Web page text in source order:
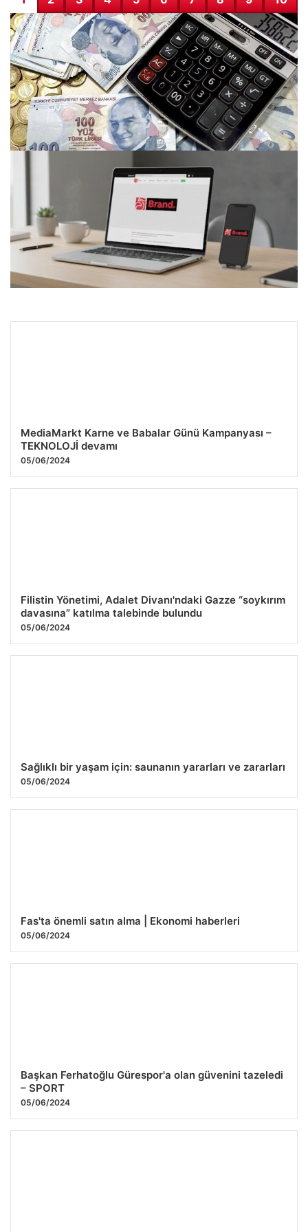
2026 Asgari Ücret Artışı Görüşmeleri: İlk Toplantı Ne
Zaman ve Ücret Ne Olacak?
06.12.2025 20:51
MediaMarkt Karne ve Babalar Günü Kampanyası –
TEKNOLOJİ devamı
05/06/2024
Filistin Yönetimi, Adalet Divanı'ndaki Gazze “soykırım
davasına” katılma talebinde bulundu
05/06/2024
Sağlıklı bir yaşam için: saunanın yararları ve zararları
05/06/2024
Fas'ta önemli satın alma | Ekonomi haberleri
05/06/2024
Başkan Ferhatoğlu Gürespor'a olan güvenini tazeledi
– SPORT
05/06/2024